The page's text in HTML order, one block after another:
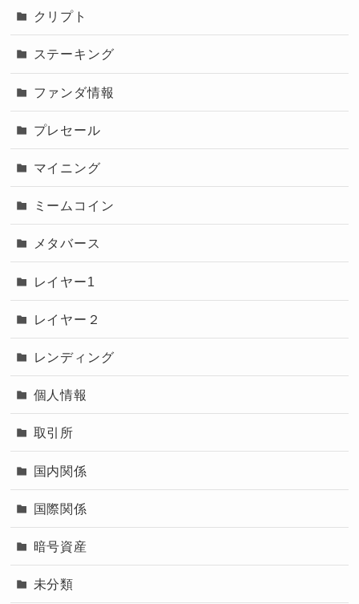
クリプト
ステーキング
ファンダ情報
プレセール
マイニング
ミームコイン
メタバース
レイヤー1
レイヤー２
レンディング
個人情報
取引所
国内関係
国際関係
暗号資産
未分類